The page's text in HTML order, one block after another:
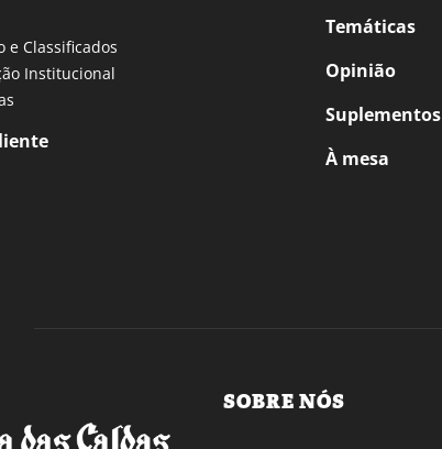
e Classificados
Institucional
Temáticas
Opinião
Suplementos
À mesa
SOBRE NÓS